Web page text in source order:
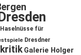
Haselnüsse für
Dresdner
Galerie Holger